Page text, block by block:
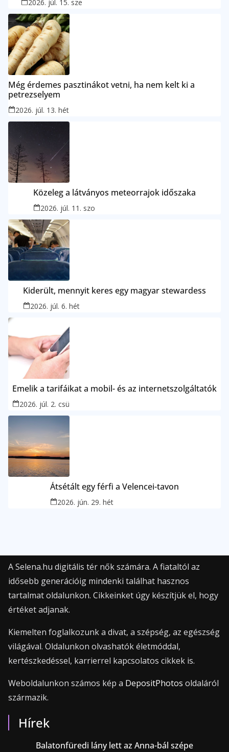
2026. júl. 15. sze
Még érdemes pasztinákot vetni, ha nem kelt ki a
petrezselyem
2026. júl. 13. hét
Közeleg a látványos meteorrajok időszaka
2026. júl. 11. szo
Kiderült, mennyit keres egy magyar stewardess
2026. júl. 6. hét
Emelik a tarifáikat a mobil- és az internetszolgáltatók
2026. júl. 2. csü
Átsétált egy férfi a Velencei-tavon
2026. jún. 29. hét
A Selena.hu digitális tér nők számára. A fiataltól az
idősebb generációig mindenki találhat hasznos
tartalmat oldalunkon. Cikkeinket úgy készítjük el, hogy
értéket adjanak.
Kiemelten foglalkozunk a divat, a szépség, az egészség
világával. Oldalunkon olvashatók életmóddal,
kertészkedéssel, karrierrel kapcsolatos cikkek is.
Weboldalunkon számos kép a DepositPhotos oldaláról
származik.
Hírek
Balatonfüredi lány lett az Anna-bál szépe